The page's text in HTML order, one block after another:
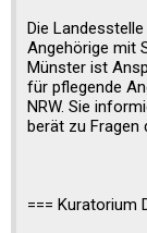
Die
Angehörige mit
Münster ist
für pflegende
NRW. Sie
berät zu Fragen
=== Kuratorium